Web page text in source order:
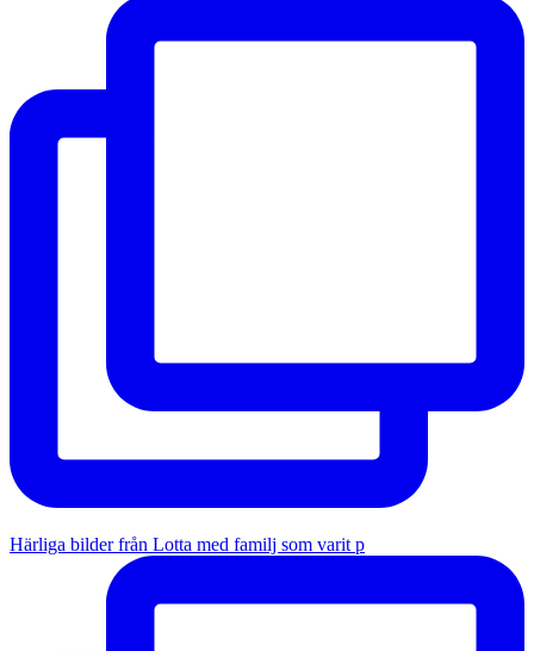
Härliga bilder från Lotta med familj som varit p